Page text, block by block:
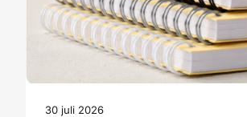
30 juli 2026